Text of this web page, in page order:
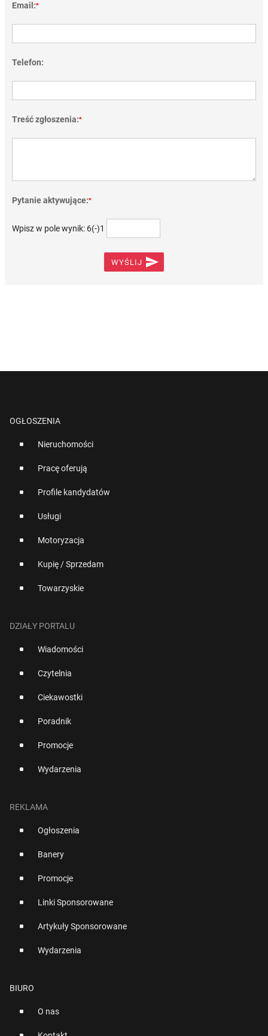
Email:*
Telefon:
Treść zgłoszenia:*
Pytanie aktywujące:*
Wpisz w pole wynik: 6(-)1
WYŚLIJ 
OGŁOSZENIA
Nieruchomości
Pracę oferują
Profile kandydatów
Usługi
Motoryzacja
Kupię / Sprzedam
Towarzyskie
DZIAŁY PORTALU
Wiadomości
Czytelnia
Ciekawostki
Poradnik
Promocje
Wydarzenia
REKLAMA
Ogłoszenia
Banery
Promocje
Linki Sponsorowane
Artykuły Sponsorowane
Wydarzenia
BIURO
O nas